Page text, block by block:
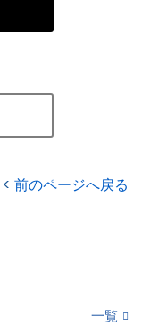
前のページへ戻る
一覧